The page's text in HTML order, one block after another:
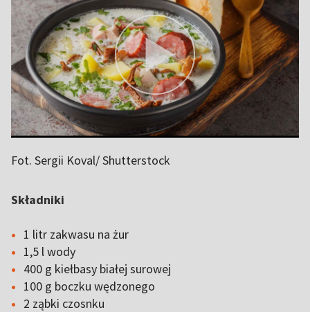
Fot. Sergii Koval/ Shutterstock
Składniki
1 litr zakwasu na żur
1,5 l wody
400 g kiełbasy białej surowej
100 g boczku wędzonego
2 ząbki czosnku